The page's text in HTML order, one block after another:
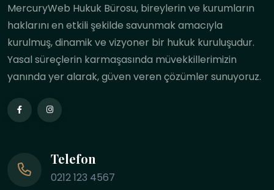
MercuryWeb Hukuk Bürosu, bireylerin ve kurumların
haklarını en etkili şekilde savunmak amacıyla
kurulmuş, dinamik ve vizyoner bir hukuk kuruluşudur.
Yasal süreçlerin karmaşasında müvekkillerimizin
yanında yer alarak, güven veren çözümler sunuyoruz.
Telefon
0212 123 4567